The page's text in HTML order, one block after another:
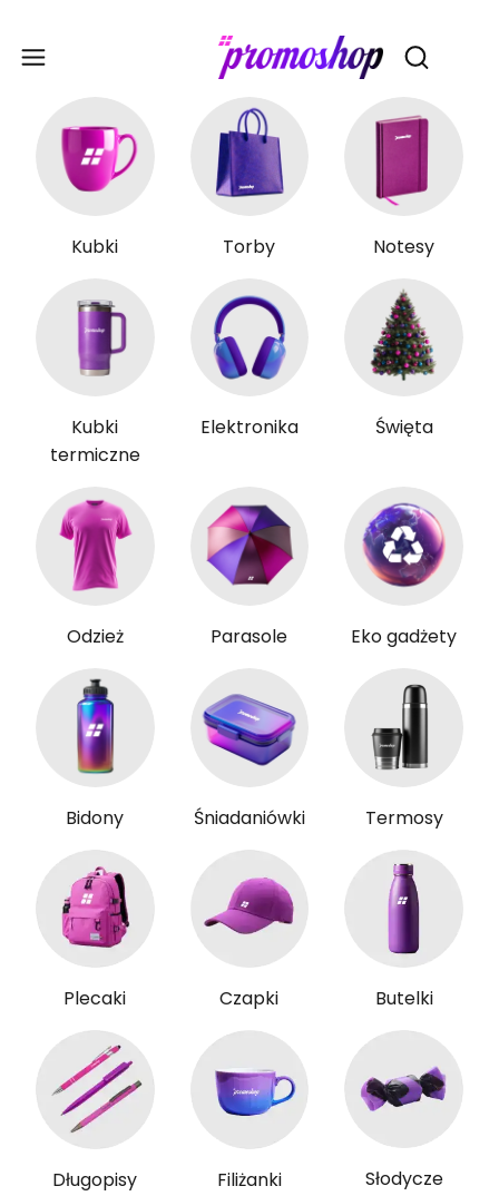
Otwórz
Kubki Torby Notesy
Kubki
termiczne
Elektronika Święta
Odzież Parasole Eko gadżety
Bidony Śniadaniówki Termosy
Plecaki Czapki Butelki
Długopisy Filiżanki Słodycze